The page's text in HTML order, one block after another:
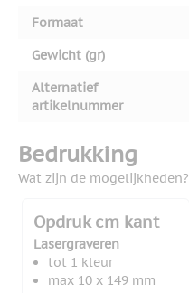
Formaat
Gewicht (gr)
Alternatief
artikelnummer
Bedrukking
Wat zijn de mogelijkheden?
Opdruk cm kant
Lasergraveren
tot 1 kleur
max 10 x 149 mm